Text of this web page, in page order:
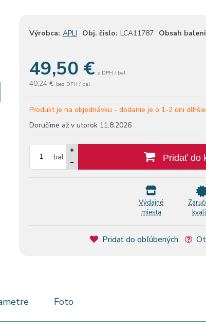
Výrobca: APLI Obj. čislo: LCA11787 Obsah
49,50 € s DPH / bal
40,24 € bez DPH / bal
Produkt je na objednávku - dodanie je o 1-2 dni
Doručíme až v utorok 11.8.2026
bal Pridať do
Výdajné
miesta
Pridať do obľúbených
Foto